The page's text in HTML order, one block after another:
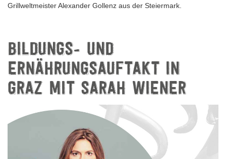
Grillweltmeister Alexander Gollenz aus der Steiermark.
BILDUNGS- UND
ERNÄHRUNGSAUFTAKT IN
GRAZ MIT SARAH WIENER